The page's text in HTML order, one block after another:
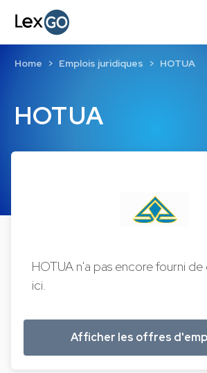
HOTUA
Home Emplois juridiques HOTUA
HOTUA n'a pas encore fourni
ici.
Afficher les offres